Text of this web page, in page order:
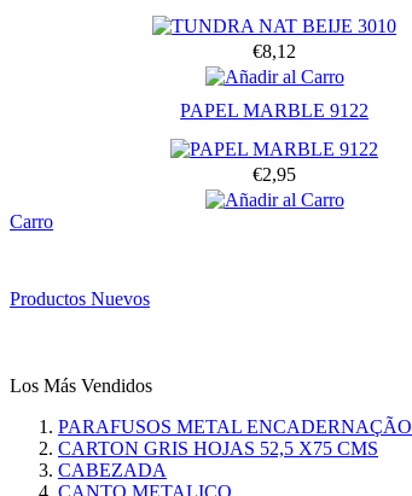
€8,12
PAPEL MARBLE 9122
€2,95
Carro
Productos Nuevos
Los Más Vendidos
PARAFUSOS METAL ENCADERNAÇÃO
CARTON GRIS HOJAS 52,5 X75 CMS
CABEZADA
CANTO METALICO